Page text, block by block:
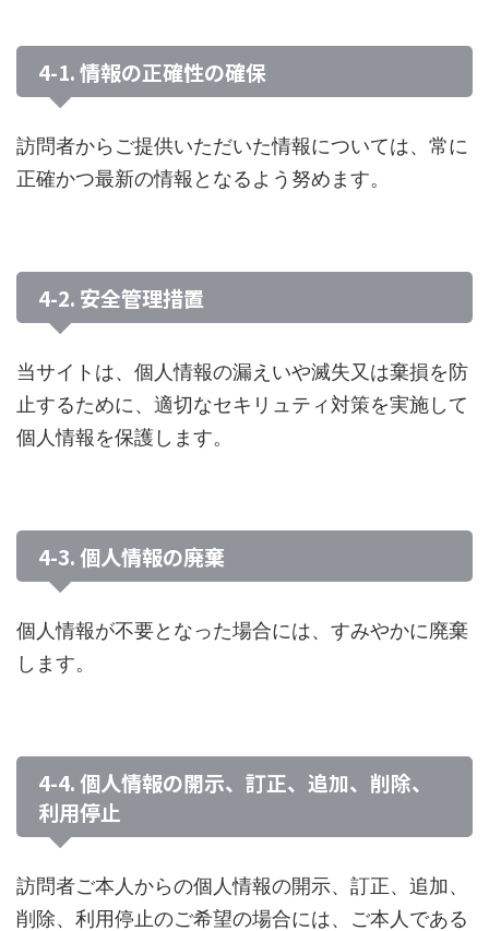
4-1. 情報の正確性の確保
訪問者からご提供いただいた情報については、常に
正確かつ最新の情報となるよう努めます。
4-2. 安全管理措置
当サイトは、個人情報の漏えいや滅失又は棄損を防
止するために、適切なセキリュティ対策を実施して
個人情報を保護します。
4-3. 個人情報の廃棄
個人情報が不要となった場合には、すみやかに廃棄
します。
4-4. 個人情報の開示、訂正、追加、削除、
利用停止
訪問者ご本人からの個人情報の開示、訂正、追加、
削除、利用停止のご希望の場合には、ご本人である